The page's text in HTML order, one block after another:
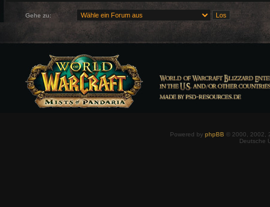
Gehe zu:
Powered by phpBB © 2000, 2002,
Deutsche